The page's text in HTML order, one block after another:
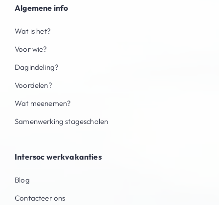
Algemene info
Wat is het?
Voor wie?
Dagindeling?
Voordelen?
Wat meenemen?
Samenwerking stagescholen
Intersoc werkvakanties
Blog
Contacteer ons